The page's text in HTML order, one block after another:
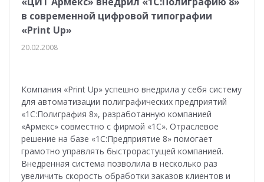
в современной цифровой типографии
«Print Up»
20.02.2008
Компания «Print Up» успешно внедрила у себя систему
для автоматизации полиграфических предприятий
«1С:Полиграфия 8», разработанную компанией
«Армекс» совместно с фирмой «1С». Отраслевое
решение на базе «1С:Предприятие 8» помогает
грамотно управлять быстрорастущей компанией.
Внедренная система позволила в несколько раз
увеличить скорость обработки заказов клиентов и